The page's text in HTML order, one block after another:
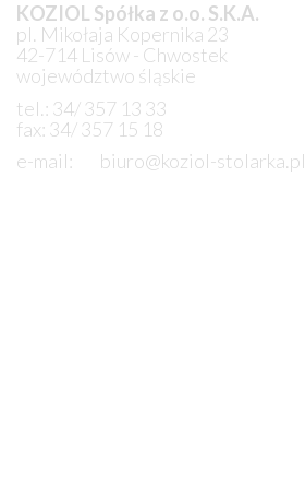
KOZIOL Spółka z o.o. S.K.A.
pl. Mikołaja Kopernika 23
42-714 Lisów - Chwostek
województwo śląskie
tel.: 34/ 357 13 33
fax: 34/ 357 15 18
e-mail:
biuro@koziol-stolarka.pl